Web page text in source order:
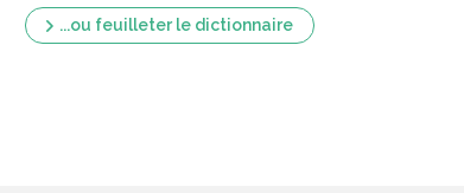
...ou feuilleter le dictionnaire